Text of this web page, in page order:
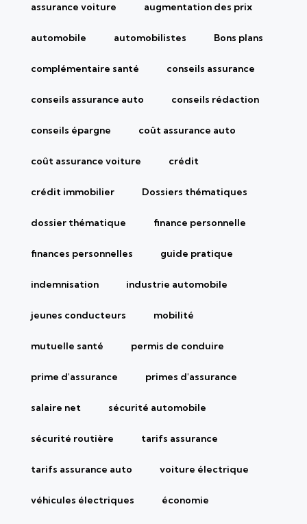
assurance voiture augmentation des prix
automobile automobilistes Bons plans
complémentaire santé conseils assurance
conseils assurance auto conseils rédaction
conseils épargne coût assurance auto
coût assurance voiture crédit
crédit immobilier Dossiers thématiques
dossier thématique finance personnelle
finances personnelles guide pratique
indemnisation industrie automobile
jeunes conducteurs mobilité
mutuelle santé permis de conduire
prime d'assurance primes d'assurance
salaire net sécurité automobile
sécurité routière tarifs assurance
tarifs assurance auto voiture électrique
véhicules électriques économie